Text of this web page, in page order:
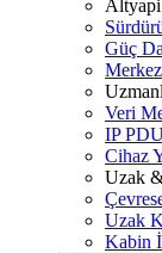
Altyapi
Güç
Veri
IP
Cihaz
Uzak
Uzak
Kabin